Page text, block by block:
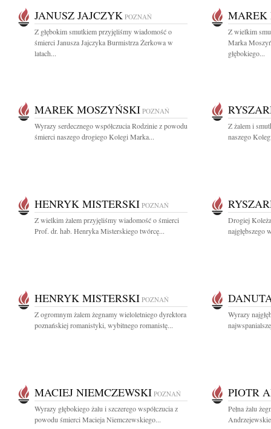
JANUSZ JAJCZYK POZNAŃ
Z głębokim smutkiem przyjęliśmy wiadomość o
śmierci Janusza Jajczyka Burmistrza Żerkowa w
latach...
MAREK
Z wielkim
Marka
głębokiego...
MAREK MOSZYŃSKI POZNAŃ
Wyrazy serdecznego współczucia Rodzinie z powodu
śmierci naszego drogiego Kolegi Marka...
Z żalem i
naszego
HENRYK MISTERSKI POZNAŃ
Z wielkim żalem przyjęliśmy wiadomość o śmierci
Prof. dr. hab. Henryka Misterskiego twórcę...
Drogiej
najgłębszego
HENRYK MISTERSKI POZNAŃ
Z ogromnym żalem żegnamy wieloletniego dyrektora
poznańskiej romanistyki, wybitnego romanistę...
Wyrazy
MACIEJ NIEMCZEWSKI POZNAŃ
Wyrazy głębokiego żalu i szczerego współczucia z
powodu śmierci Macieja Niemczewskiego...
PIOTR
Pełna żalu